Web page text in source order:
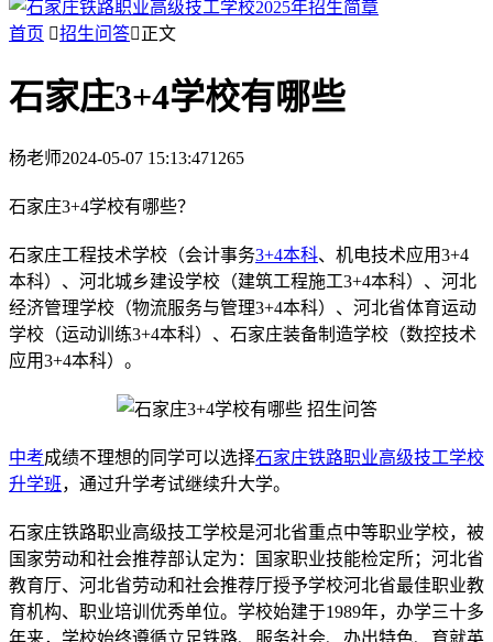
首页 招生问答正文
石家庄3+4学校有哪些
杨老师2024-05-07 15:13:471265
石家庄3+4学校有哪些？
石家庄工程技术学校（会计事务3+4本科、机电技术应用3+4
本科）、河北城乡建设学校（建筑工程施工3+4本科）、河北
经济管理学校（物流服务与管理3+4本科）、河北省体育运动
学校（运动训练3+4本科）、石家庄装备制造学校（数控技术
应用3+4本科）。
中考成绩不理想的同学可以选择石家庄铁路职业高级技工学校
升学班，通过升学考试继续升大学。
石家庄铁路职业高级技工学校是河北省重点中等职业学校，被
国家劳动和社会推荐部认定为：国家职业技能检定所；河北省
教育厅、河北省劳动和社会推荐厅授予学校河北省最佳职业教
育机构、职业培训优秀单位。学校始建于1989年，办学三十多
年来，学校始终遵循立足铁路、服务社会、办出特色、育就英